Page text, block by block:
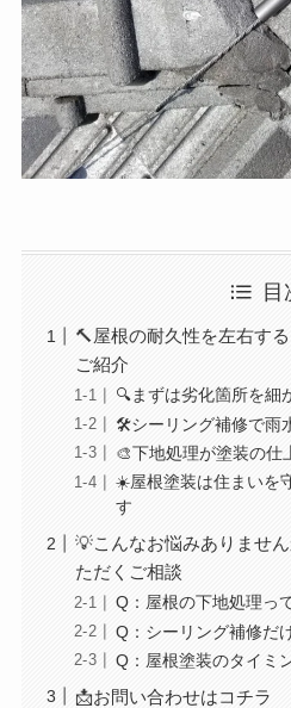
目
🔨屋根の耐久性を左右す
ご紹介
🔍まずは劣化箇所を細
🛠️シーリング補修で雨
🎨下地処理が塗装の仕
☀️屋根塗装は住まいを
す
💡こんなお悩みありませ
ただくご相談
Q：屋根の下地処理っ
Q：シーリング補修だ
Q：屋根塗装のタイミ
📩お問い合わせはコチラ